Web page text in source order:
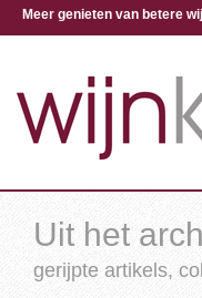
Meer genieten van betere
Uit het
gerijpte artikels,